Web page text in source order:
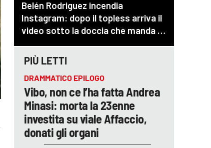
PIÙ LETTI
DRAMMATICO EPILOGO
Vibo, non ce l’ha fatta Andrea
Minasi: morta la 23enne
investita su viale Affaccio,
donati gli organi